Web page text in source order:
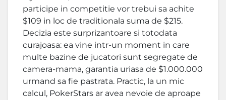
participe in competitie vor trebui sa achite
$109 in loc de traditionala suma de $215.
Decizia este surprizantoare si totodata
curajoasa: ea vine intr-un moment in care
multe bazine de jucatori sunt segregate de
camera-mama, garantia uriasa de $1.000.000
urmand sa fie pastrata. Practic, la un mic
calcul, PokerStars ar avea nevoie de aproape